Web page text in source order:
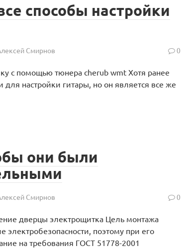
способы настройки
Смирнов 0
с помощью тюнера cherub wmt Хотя ранее
настройки гитары, но он является все же
они были
Смирнов 0
дверцы электрощитка Цель монтажа
электробезопасности, поэтому при его
на требования ГОСТ 51778-2001